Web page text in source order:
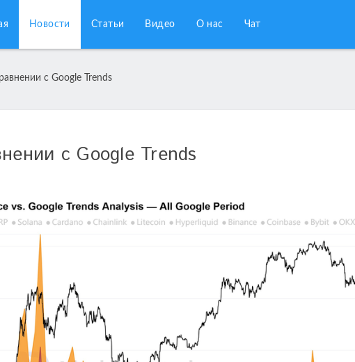
Новости Статьи Видео О нас Чат
с Google Trends
с Google Trends